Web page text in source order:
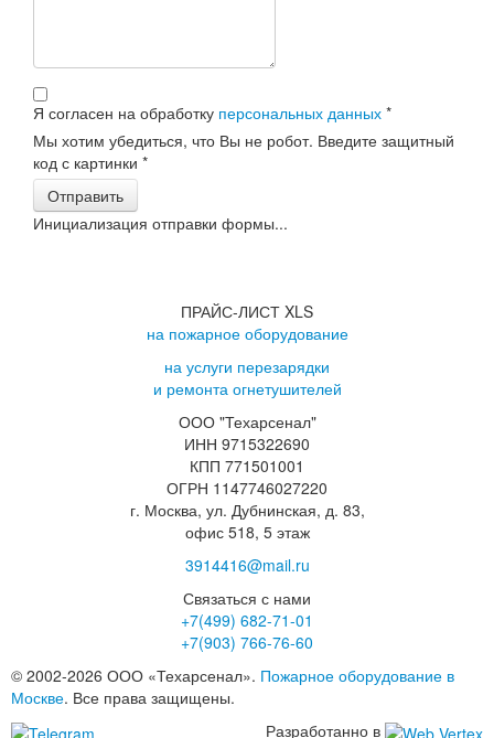
Я согласен на обработку персональных данных *
Мы хотим убедиться, что Вы не робот. Введите защитный
код с картинки *
Отправить
Инициализация отправки формы...
ПРАЙС-ЛИСТ XLS
на пожарное оборудование
на услуги перезарядки
и ремонта огнетушителей
ООО "Техарсенал"
ИНН 9715322690
КПП 771501001
ОГРН 1147746027220
г. Москва, ул. Дубнинская, д. 83,
офис 518, 5 этаж
3914416@mail.ru
Связаться с нами
+7(499) 682-71-01
+7(903) 766-76-60
© 2002-2026 ООО «Техарсенал». Пожарное оборудование в
Москве. Все права защищены.
Разработанно в